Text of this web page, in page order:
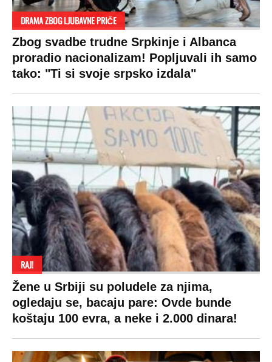
Zdravlje
Hi-Tech
Kultura
BiH
Crna Gora
Makedonija
Politika o kolačićima
Uslovi korišćenja
Politika privatnosti
Terms of service
Pratite nas na:
Copyright © Espreso.co.rs 2026. Sva prava zadržana. Mondo inc.